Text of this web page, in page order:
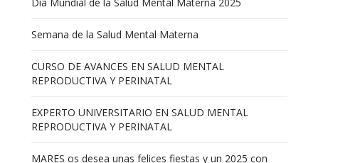
Semana de la Salud Mental Materna
CURSO DE AVANCES EN SALUD MENTAL
REPRODUCTIVA Y PERINATAL
EXPERTO UNIVERSITARIO EN SALUD MENTAL
REPRODUCTIVA Y PERINATAL
MARES os desea unas felices fiestas y un 2025 con